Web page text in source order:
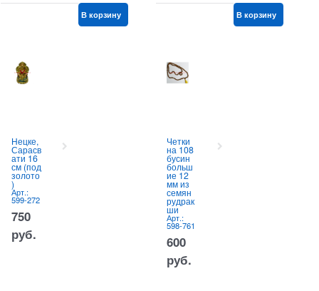
Нецке,
Сарасв
ати 16
см (под
золото
)
Арт.:
599-272
750
руб.
В корзину
Четки
на 108
бусин
больш
ие 12
мм из
семян
рудрак
ши
Арт.:
598-761
600
руб.
В корзину